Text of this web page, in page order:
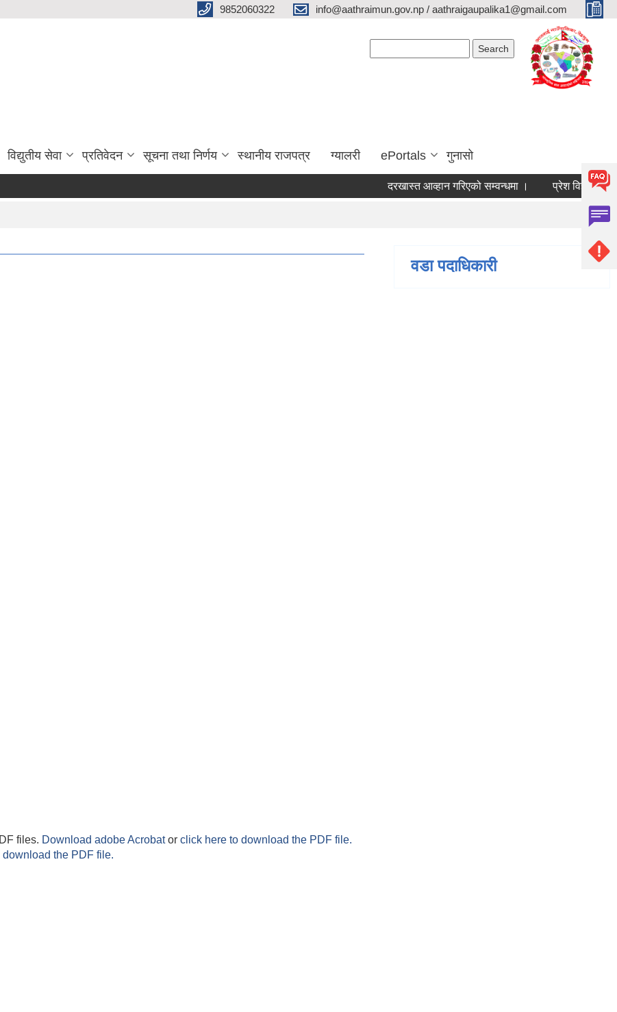
9852060322 info@aathraimun.gov.np / aathraigaupalika1@gmail.com
विद्युतीय सेवा प्रतिवेदन सूचना तथा निर्णय स्थानीय राजपत्र ग्यालरी ePortals गुनासो
दरखास्त आव्हान गरिएको सम्वन्धमा । प्रेश विज्ञप्ती ।
files. Download adobe Acrobator click here to download the PDF file.
the PDF file.
वडा पदाधिकारी